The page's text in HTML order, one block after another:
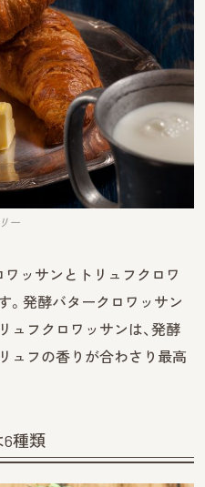
ー
ワッサンとトリュフクロワ
。発酵バタークロワッサン
ュフクロワッサンは、発酵
ュフの香りが合わさり最高
種類